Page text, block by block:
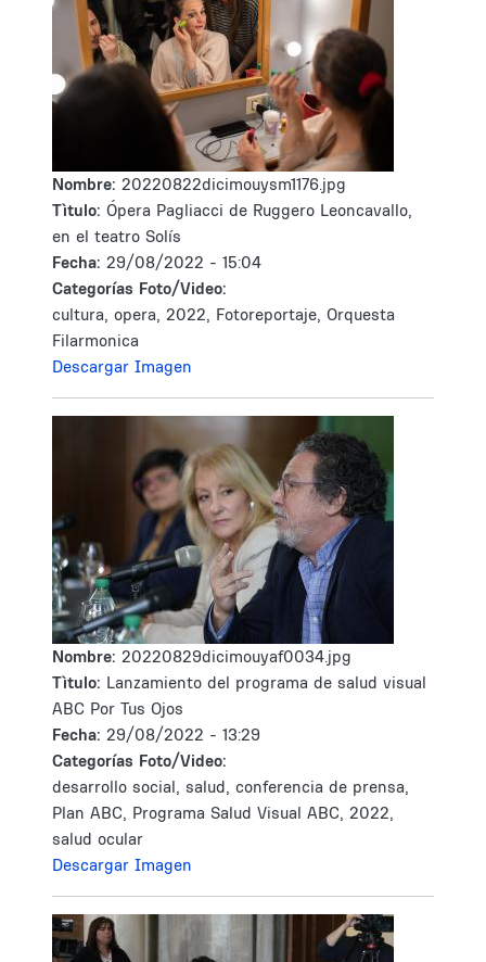
Nombre: 20220822dicimouysm1176.jpg
Tìtulo: Ópera Pagliacci de Ruggero Leoncavallo,
en el teatro Solís
Fecha: 29/08/2022 - 15:04
Categorías Foto/Video:
cultura, opera, 2022, Fotoreportaje, Orquesta
Filarmonica
Descargar Imagen
Nombre: 20220829dicimouyaf0034.jpg
Tìtulo: Lanzamiento del programa de salud visual
ABC Por Tus Ojos
Fecha: 29/08/2022 - 13:29
Categorías Foto/Video:
desarrollo social, salud, conferencia de prensa,
Plan ABC, Programa Salud Visual ABC, 2022,
salud ocular
Descargar Imagen